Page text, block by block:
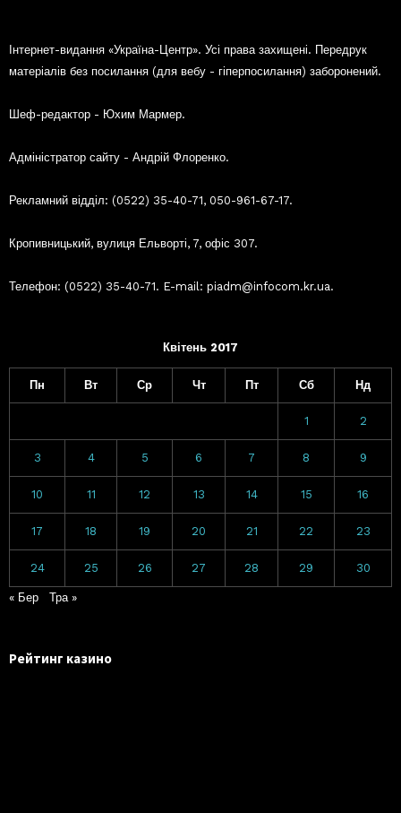
Інтернет-видання «Україна-Центр». Усі права захищені. Передрук
матеріалів без посилання (для вебу - гіперпосилання) заборонений.
Шеф-редактор - Юхим Мармер.
Адміністратор сайту - Андрій Флоренко.
Рекламний відділ: (0522) 35-40-71, 050-961-67-17.
Кропивницький, вулиця Ельворті, 7, офіс 307.
Телефон: (0522) 35-40-71. E-mail: piadm@infocom.kr.ua.
Квітень 2017
Пн Вт Ср Чт Пт Сб Нд
1 2
3 4 5 6 7 8 9
10 11 12 13 14 15 16
17 18 19 20 21 22 23
24 25 26 27 28 29 30
« Бер Тра »
Рейтинг казино